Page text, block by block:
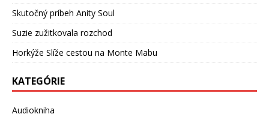
Skutočný príbeh Anity Soul
Suzie zužitkovala rozchod
Horkýže Slíže cestou na Monte Mabu
KATEGÓRIE
Audiokniha